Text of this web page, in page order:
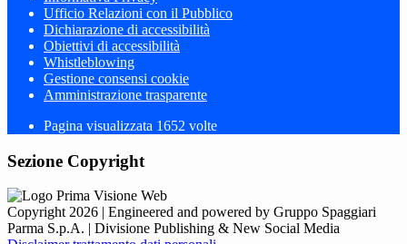
Ufficio Relazioni con il Pubblico
Dichiarazione di accessibilità
Obiettivi di accessibilità
Whistleblowing
Gestione consensi cookie
Amministrazione trasparente
Pagina visualizzata 1652 volte
Sezione Copyright
Copyright 2026 | Engineered and powered by Gruppo Spaggiari
Parma S.p.A. | Divisione Publishing & New Social Media